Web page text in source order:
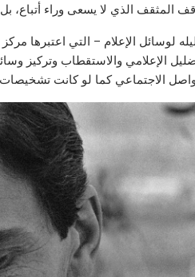
المثقف الذي لا يسعى وراء أتباع، بل
لوسائل الإعلام – التي اعتبرها
الإعلامي والاستقطاب وتركيز
الاجتماعي كما لو كانت تشخيصات